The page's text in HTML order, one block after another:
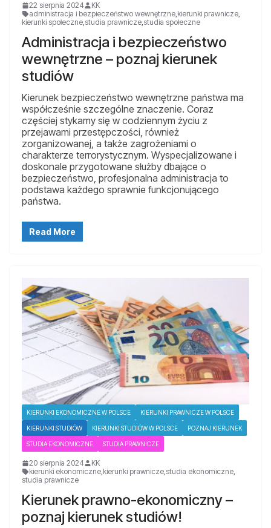
22 sierpnia 2024
KK
administracja i bezpieczeństwo wewnętrzne,kierunki prawnicze,
kierunki społeczne,studia prawnicze,studia społeczne
Administracja i bezpieczeństwo
wewnętrzne – poznaj kierunek
studiów
Kierunek bezpieczeństwo wewnętrzne państwa ma
współcześnie szczególne znaczenie. Coraz
częściej stykamy się w codziennym życiu z
przejawami przestępczości, również
zorganizowanej, a także zagrożeniami o
charakterze terrorystycznym. Wyspecjalizowane i
doskonale przygotowane służby dbające o
bezpieczeństwo, profesjonalna administracja to
podstawa każdego sprawnie funkcjonującego
państwa.
Read More
KIERUNKI EKONOMICZNE W POLSCE KIERUNKI PRAWNICZE W POLSCE
KIERUNKI STUDIÓW KIERUNKI STUDIÓW W POLSCE POZNAJ KIERUNEK
STUDIA EKONOMICZNE STUDIA PRAWNICZE
20 sierpnia 2024
KK
kierunki ekonomiczne,kierunki prawnicze,studia ekonomiczne,
studia prawnicze
Kierunek prawno-ekonomiczny –
poznaj kierunek studiów!